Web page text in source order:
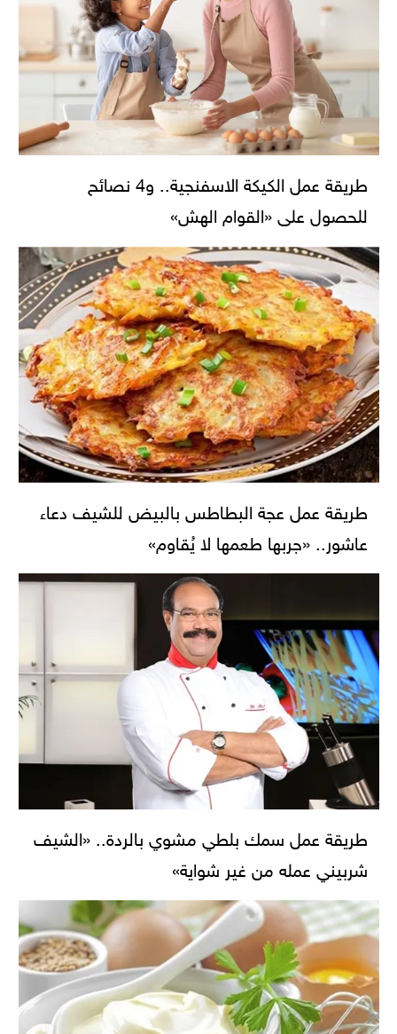
طريقة عمل الكيكة الاسفنجية.. و4 نصائح
للحصول على «القوام الهش»
طريقة عمل عجة البطاطس بالبيض للشيف دعاء
عاشور.. «جربها طعمها لا يُقاوم»
طريقة عمل سمك بلطي مشوي بالردة.. «الشيف
شربيني عمله من غير شواية»